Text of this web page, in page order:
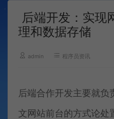
后端开发：实现
理和数据存储
admin 程序员资讯
后端合作开发主要就负
文网站前台的方式论处